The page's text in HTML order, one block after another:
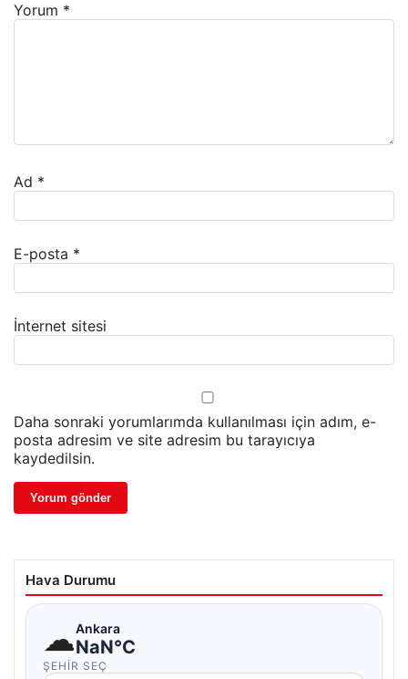
Yorum *
Ad *
E-posta *
İnternet sitesi
Daha sonraki yorumlarımda kullanılması için adım, e-
posta adresim ve site adresim bu tarayıcıya
kaydedilsin.
Hava Durumu
☁Ankara
NaN°C
ŞEHIR SEÇ